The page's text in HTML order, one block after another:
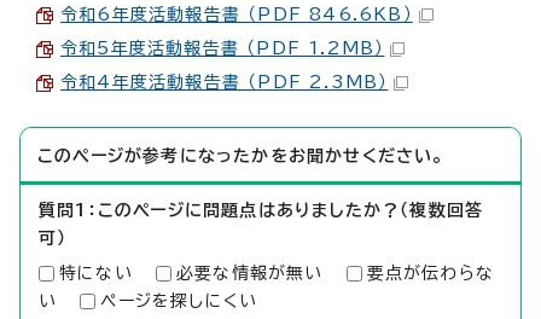
令和6年度活動報告書 （PDF 846.6KB）
令和5年度活動報告書 （PDF 1.2MB）
令和4年度活動報告書 （PDF 2.3MB）
このページが参考になったかをお聞かせください。
質問1：このページに問題点はありましたか？（複数回答
可）
特にない 必要な情報が無い
要点が伝わらな
い
ページを探しにくい